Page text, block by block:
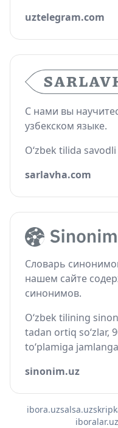
uztelegram.com
С нами вы
узбекском языке.
O‘zbek tilida
sarlavha.com
Словарь
нашем сайте
синонимов.
O‘zbek tilining
tadan ortiq so‘zlar,
to‘plamiga
sinonim.uz
ibora.uzsalsa.uz
iboralar.uz